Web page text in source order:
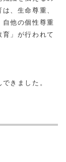
、生命尊重、
他の個性尊重
」が行われて
きました。